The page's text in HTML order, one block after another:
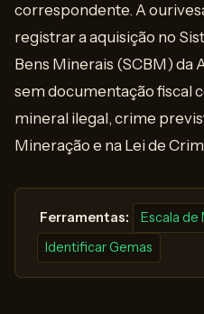
correspondente. A
registrar a aquisição no
Bens Minerais (SCBM) da
sem documentação fiscal
mineral ilegal, crime
Mineração e na Lei de
️ Ferramentas: Escala de
Identificar Gemas